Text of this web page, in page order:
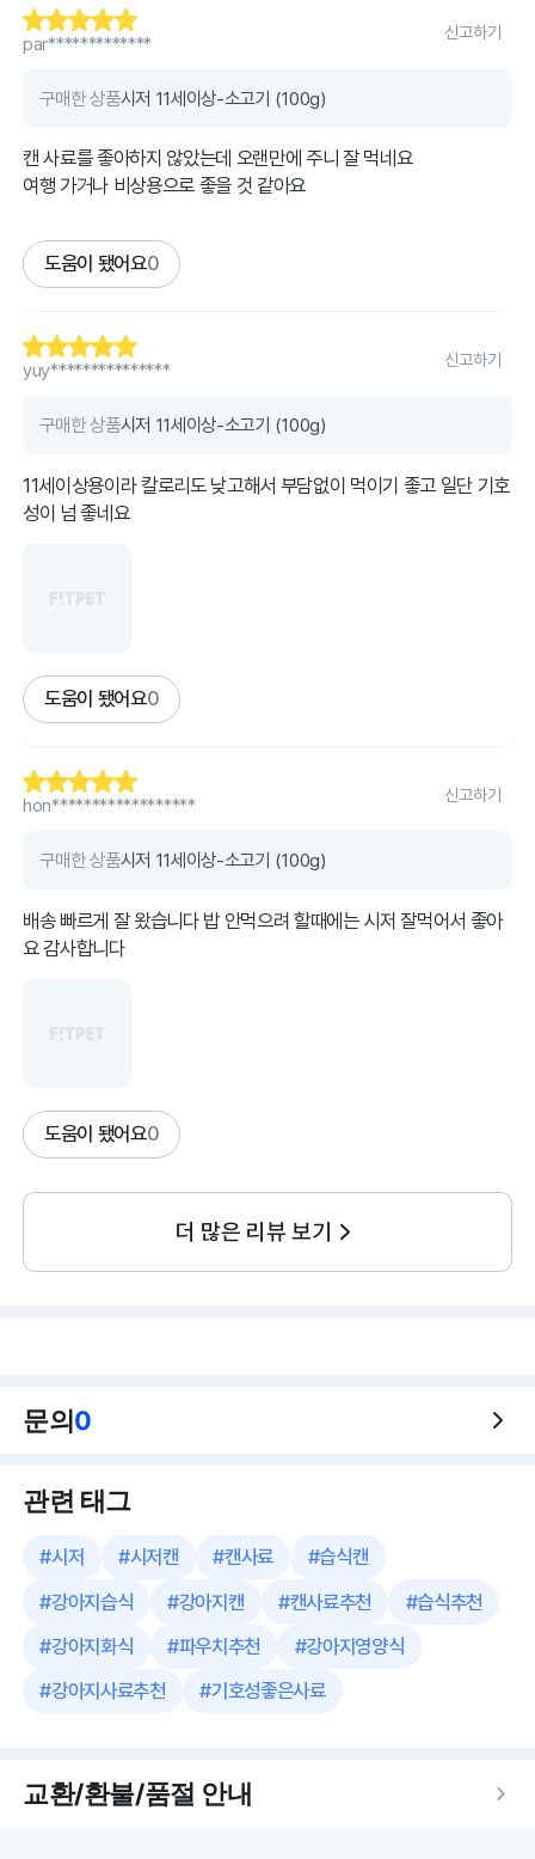
par*************
신고하기
구매한 상품시저 11세이상-소고기 (100g)
캔 사료를 좋아하지 않았는데 오랜만에 주니 잘 먹네요
여행 가거나 비상용으로 좋을 것 같아요
도움이 됐어요0
yuy***************
신고하기
구매한 상품시저 11세이상-소고기 (100g)
11세이상용이라 칼로리도 낮고해서 부담없이 먹이기 좋고 일단 기호
성이 넘 좋네요
도움이 됐어요0
hon******************
신고하기
구매한 상품시저 11세이상-소고기 (100g)
배송 빠르게 잘 왔습니다 밥 안먹으려 할때에는 시저 잘먹어서 좋아
요 감사합니다
도움이 됐어요0
더 많은 리뷰 보기
문의0
관련 태그
#시저 #시저캔 #캔사료 #습식캔
#강아지습식 #강아지캔 #캔사료추천 #습식추천
#강아지화식 #파우치추천 #강아지영양식
#강아지사료추천 #기호성좋은사료
교환/환불/품절 안내